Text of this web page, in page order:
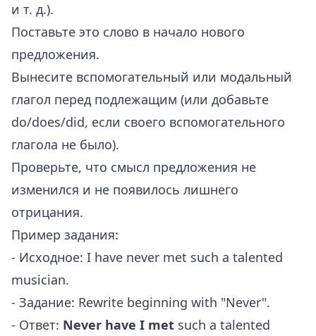
и т. д.).
Поставьте это слово в начало нового
предложения.
Вынесите вспомогательный или модальный
глагол перед подлежащим (или добавьте
do/does/did, если своего вспомогательного
глагола не было).
Проверьте, что смысл предложения не
изменился и не появилось лишнего
отрицания.
Пример задания:
- Исходное: I have never met such a talented
musician.
- Задание: Rewrite beginning with "Never".
- Ответ: Never have I met such a talented